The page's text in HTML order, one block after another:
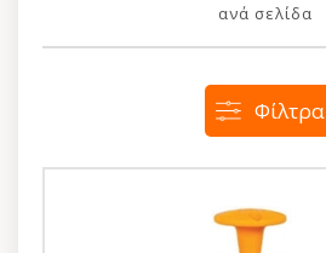
ανά σελίδα
Φίλτρα